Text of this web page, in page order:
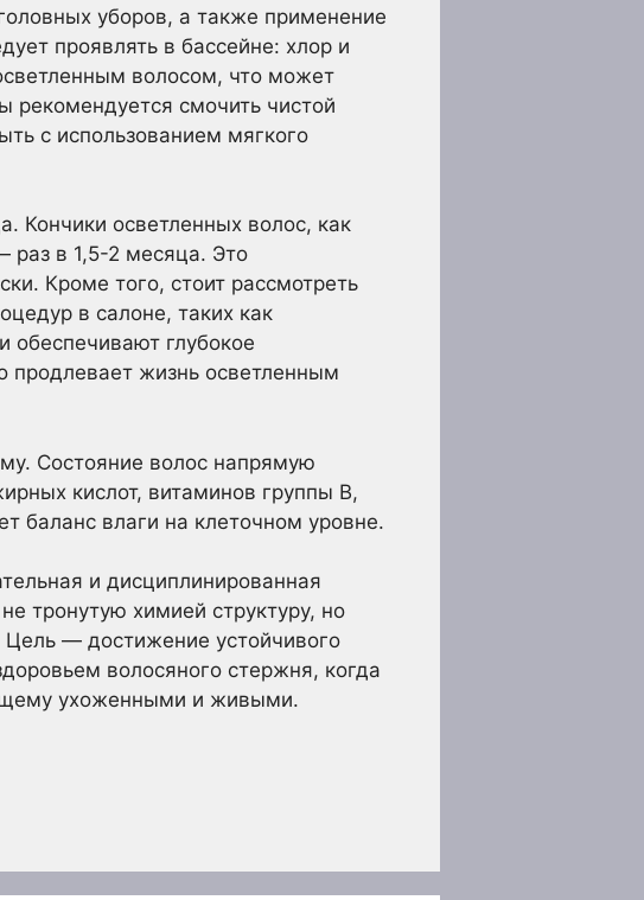
уборов, а также применение
проявлять в бассейне: хлор и
волосом, что может
рекомендуется смочить чистой
с использованием мягкого
Кончики осветленных волос, как
раз в 1,5-2 месяца. Это
Кроме того, стоит рассмотреть
в салоне, таких как
обеспечивают глубокое
продлевает жизнь осветленным
Состояние волос напрямую
кислот, витаминов группы B,
баланс влаги на клеточном уровне.
и дисциплинированная
тронутую химией структуру, но
Цель — достижение устойчивого
волосяного стержня, когда
ухоженными и живыми.